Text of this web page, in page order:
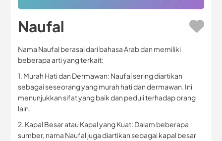
Naufal
Nama Naufal berasal dari bahasa Arab dan memiliki
beberapa arti yang terkait:
1. Murah Hati dan Dermawan: Naufal sering diartikan
sebagai seseorang yang murah hati dan dermawan. Ini
menunjukkan sifat yang baik dan peduli terhadap orang
lain.
2. Kapal Besar atau Kapal yang Kuat: Dalam beberapa
sumber, nama Naufal juga diartikan sebagai kapal besar